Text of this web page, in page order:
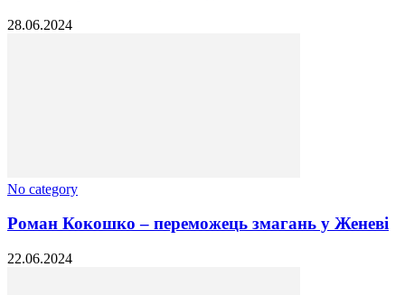
28.06.2024
No category
Роман Кокошко – переможець змагань у Женеві
22.06.2024